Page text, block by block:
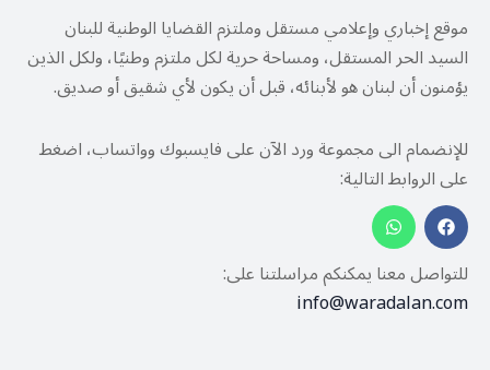
موقع إخباري وإعلامي مستقل وملتزم القضايا الوطنية للبنان
السيد الحر المستقل، ومساحة حرية لكل ملتزم وطنيًا، ولكل الذين
يؤمنون أن لبنان هو لأبنائه، قبل أن يكون لأي شقيق أو صديق.
للإنضمام الى مجموعة ورد الآن على فايسبوك وواتساب، اضغط
على الروابط التالية:
للتواصل معنا يمكنكم مراسلتنا على:
info@waradalan.com